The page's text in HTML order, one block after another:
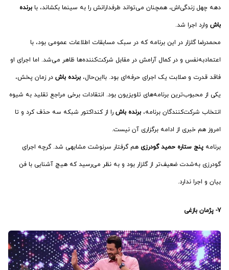
دهه چهل زندگی‌اش، همچنان می‌تواند طرفدارانش را به سینما بکشاند، با برنده
باش وارد اجرا شد.
محمدرضا گلزار در این برنامه که در سبک مسابقات اطلاعات عمومی بود، با
اعتمادبه‌نفس و در کمال آرامش در مقابل شرکت‌کننده‌ها ظاهر می‌شد. اما اجرای او
فاقد قدرت و صلابت یک اجرای حرفه‌ای بود. بااین‌حال، برنده باش در زمان پخش،
یکی از محبوب‌ترین برنامه‌های تلویزیون بود. انتقادات برخی مراجع تقلید به شیوه
انتخاب شرکت‌کنندگان برنامه، برنده باش را از کنداکتور شبکه سه حذف کرد و تا
امروز هم خبری از ادامه برگزاری آن نیست.
برنامه پنج ستاره حمید گودرزی هم گرفتار سرنوشت مشابهی شد. گرچه اجرای
گودرزی به‌شدت ضعیف‌تر از گلزار بود و به نظر می‌رسید که هیچ آشنایی با فن
بیان و اجرا ندارد.
7- پژمان بازغی